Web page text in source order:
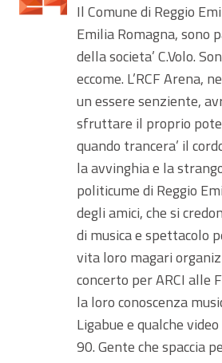
Il Comune di Reggio
Emilia Romagna,
della societa’ C.Volo.
eccome. L’RCF Arena,
un essere senziente,
sfruttare il proprio
quando trancera’ il
la avvinghia e la
politicume di Reggio
degli amici, che si
di musica e spettacolo
vita loro magari
concerto per ARCI alle
la loro conoscenza
Ligabue e qualche
90. Gente che spaccia